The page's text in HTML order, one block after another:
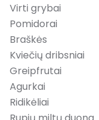
Virti grybai
Pomidorai
Braškės
Kviečių dribsniai
Greipfrutai
Agurkai
Ridikėliai